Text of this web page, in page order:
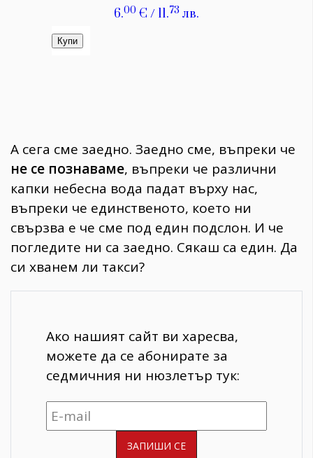
А сега сме заедно. Заедно сме, въпреки че
не се познаваме, въпреки че различни
капки небесна вода падат върху нас,
въпреки че единственото, което ни
свързва е че сме под един подслон. И че
погледите ни са заедно. Сякаш са един. Да
си хванем ли такси?
Ако нашият сайт ви харесва,
можете да се абонирате за
седмичния ни нюзлетър тук: